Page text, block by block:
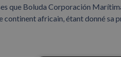
que Boluda Corporación
continent africain, étant donné sa